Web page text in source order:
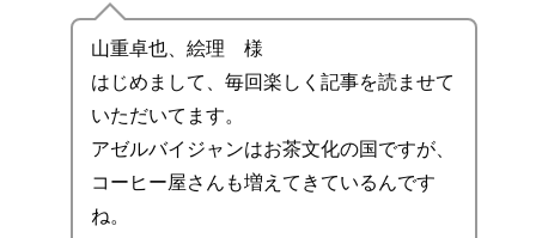
山重卓也、絵理 様
はじめまして、毎回楽しく記事を読ませて
いただいてます。
アゼルバイジャンはお茶文化の国ですが、
コーヒー屋さんも増えてきているんです
ね。